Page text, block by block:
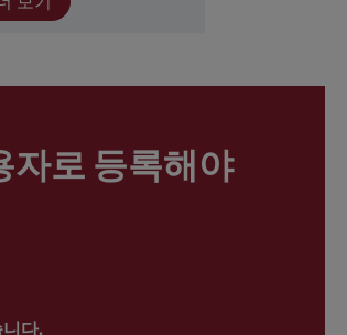
자로 등록해야
다.